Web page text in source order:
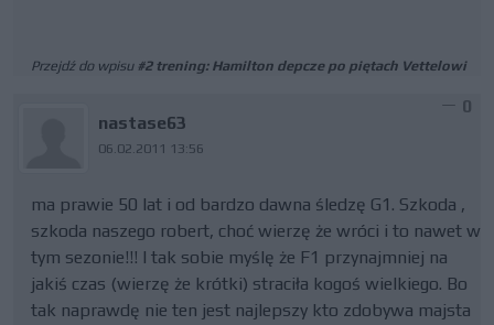
Przejdź do wpisu #2 trening: Hamilton depcze po piętach Vettelowi
nastase63
06.02.2011 13:56
0
ma prawie 50 lat i od bardzo dawna śledzę G1. Szkoda ,
szkoda naszego robert, choć wierzę że wróci i to nawet w
tym sezonie!!! I tak sobie myślę że F1 przynajmniej na
jakiś czas (wierzę że krótki) straciła kogoś wielkiego. Bo
tak naprawdę nie ten jest najlepszy kto zdobywa majsta